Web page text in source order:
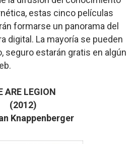
estas cinco películas
formarse un panorama del
digital. La mayoría se pueden
seguro estarán gratis en algún
ARE LEGION
(2012)
Knappenberger